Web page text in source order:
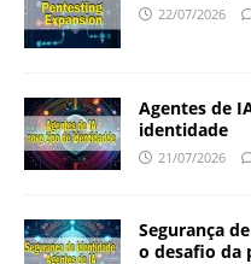
22/07/2026
Agentes de
identidade
21/07/2026
Segurança
o desafio da